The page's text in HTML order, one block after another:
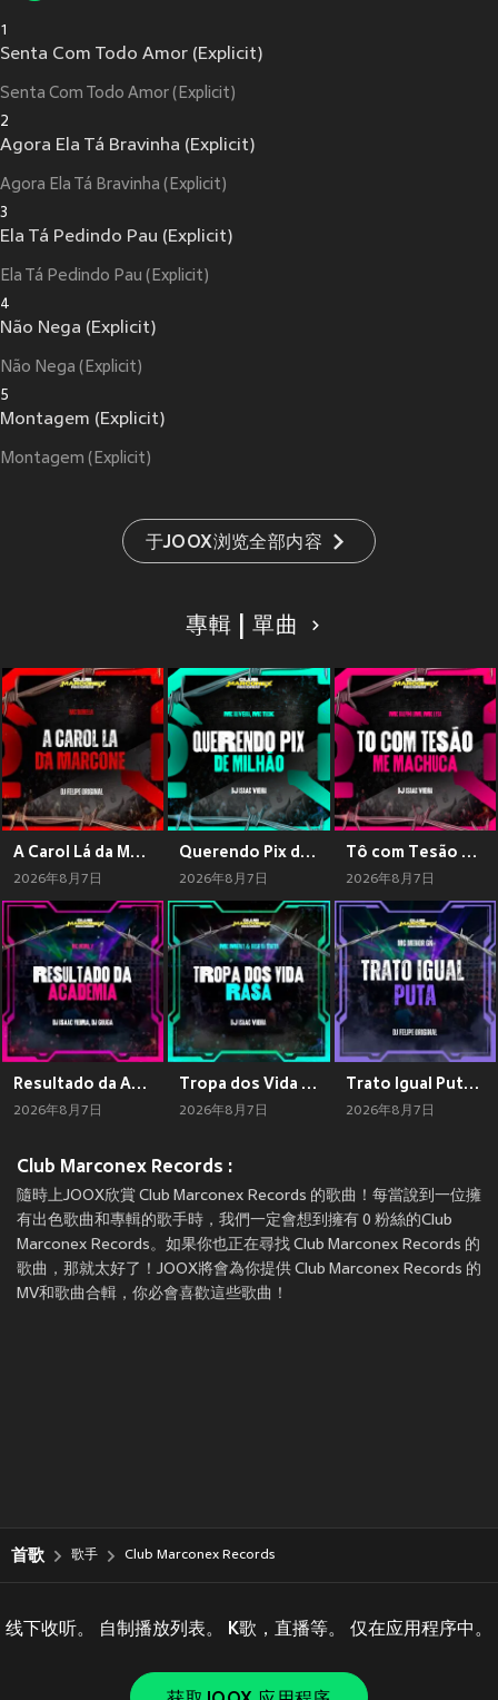
1
Senta Com Todo Amor (Explicit)
Senta Com Todo Amor (Explicit)
2
Agora Ela Tá Bravinha (Explicit)
Agora Ela Tá Bravinha (Explicit)
3
Ela Tá Pedindo Pau (Explicit)
Ela Tá Pedindo Pau (Explicit)
4
Não Nega (Explicit)
Não Nega (Explicit)
5
Montagem (Explicit)
Montagem (Explicit)
于JOOX浏览全部内容
專輯 | 單曲
A Carol Lá da Marcone (Explicit)
2026年8月7日
Querendo Pix de Milhão (Explicit)
2026年8月7日
Tô com Tesão Me Machuca (Explicit)
2026年8月7日
Resultado da Academia (Explicit)
2026年8月7日
Tropa dos Vida Rasa (Explicit)
2026年8月7日
Trato Igual Puta (Explicit)
2026年8月7日
Club Marconex Records :
隨時上JOOX欣賞 Club Marconex Records 的歌曲！每當說到一位擁
有出色歌曲和專輯的歌手時，我們一定會想到擁有 0 粉絲的Club
Marconex Records。如果你也正在尋找 Club Marconex Records 的
歌曲，那就太好了！JOOX將會為你提供 Club Marconex Records 的
MV和歌曲合輯，你必會喜歡這些歌曲！
首歌 歌手 Club Marconex Records
线下收听。 自制播放列表。 K歌，直播等。 仅在应用程序中。